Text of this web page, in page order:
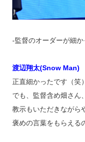
‐監督のオーダーが細
渡辺翔太(Snow Man)
正直細かったです（笑）
でも、監督含め畑さん
教示もいただきながら
褒めの言葉をもらえる